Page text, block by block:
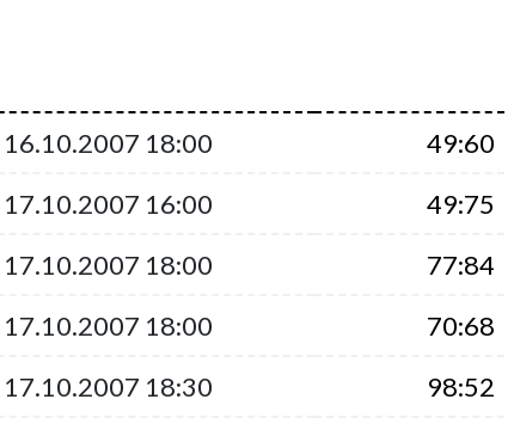
16.10.2007 18:00
49:60
17.10.2007 16:00
49:75
17.10.2007 18:00
77:84
17.10.2007 18:00
70:68
17.10.2007 18:30
98:52